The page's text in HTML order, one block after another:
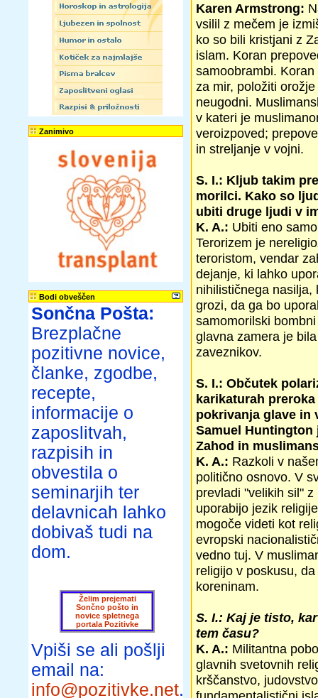
Zanimivo
Bodi obveščen
Sončna Pošta:
Brezplačne
pozitivne novice,
članke, zgodbe,
recepte,
informacije o
zaposlitvah,
razpisih in
obvestila o
seminarjih ter
delavnicah lahko
dobivaš tudi na
dom.
Želim prejemati
Sončno pošto in
novice spletnega
portala Pozitivke
Vpiši se ali pošlji
email na:
info@pozitivke.net.
Karen Armstrong:
vsilil z mečem je
ko so bili kristjani z
islam. Koran
samoobrambi.
za mir, položiti
neugodni.
v kateri je
veroizpoved;
in streljanje v vojni.
S. I.: Kljub takim
morilci. Kako so
ubiti druge ljudi v
K. A.: Ubiti eno
Terorizem je
teroristom, vendar
dejanje, ki lahko
nihilističnega
grozi, da ga bo
samomorilski
glavna zamera je
zaveznikov.
S. I.: Občutek
karikaturah
pokrivanja glave in
Samuel
Zahod in
K. A.: Razkoli v
politično osnovo. V
prevladi "velikih sil"
uporabijo jezik
mogoče videti kot
evropski
vedno tuj. V
religijo v poskusu,
koreninam.
S. I.: Kaj je tisto,
tem času?
K. A.: Militantna
glavnih svetovnih
krščanstvo,